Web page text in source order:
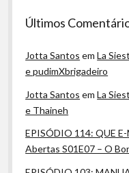
Últimos
Jotta Santos emLa
e pudimXbrigadeiro
Jotta Santos emLa
e Thaineh
EPISÓDIO 114: QUE E-
Abertas S01E07 – O